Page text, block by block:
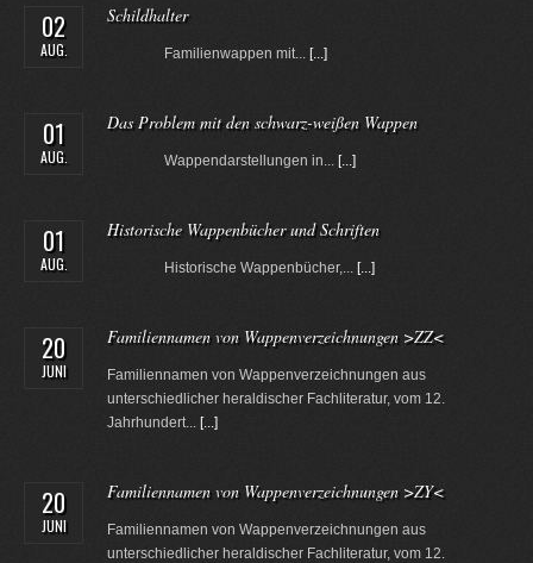
02
AUG.
Schildhalter
Familienwappen mit... [...]
01
AUG.
Das Problem mit den schwarz-weißen Wappen
Wappendarstellungen in... [...]
01
AUG.
Historische Wappenbücher und Schriften
Historische Wappenbücher,... [...]
20
JUNI
Familiennamen von Wappenverzeichnungen >ZZ<
Familiennamen von Wappenverzeichnungen aus
unterschiedlicher heraldischer Fachliteratur, vom 12.
Jahrhundert... [...]
20
JUNI
Familiennamen von Wappenverzeichnungen >ZY<
Familiennamen von Wappenverzeichnungen aus
unterschiedlicher heraldischer Fachliteratur, vom 12.